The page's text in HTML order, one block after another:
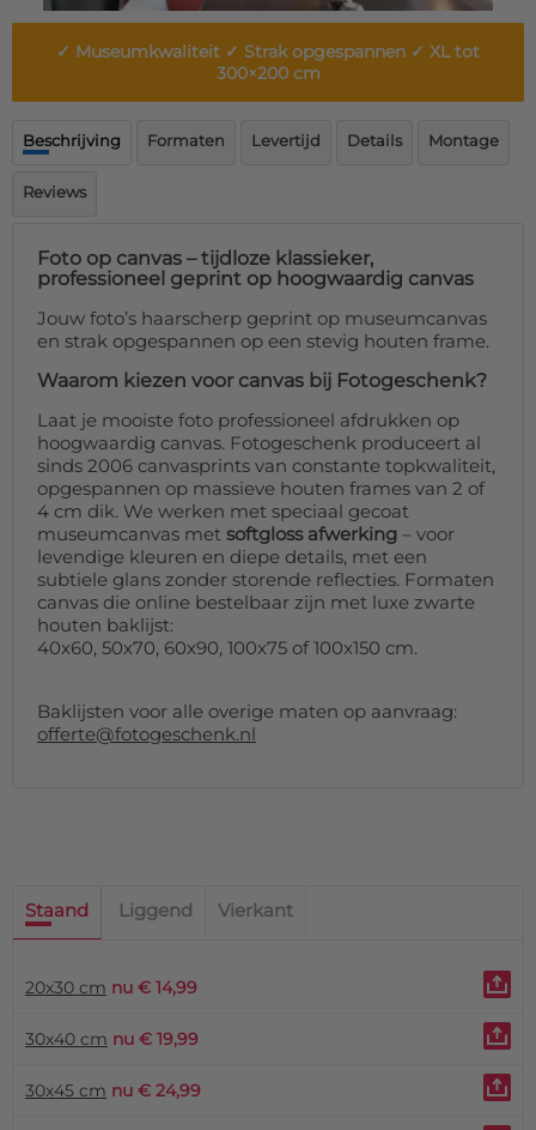
Deurmat
Over ons
Levertijden
✓ Museumkwaliteit ✓ Strak opgespannen ✓ XL tot
300×200 cm
Beschrijving Formaten Levertijd Details Montage
Reviews
Foto op canvas – tijdloze klassieker,
professioneel geprint op hoogwaardig canvas
Jouw foto’s haarscherp geprint op museumcanvas
en strak opgespannen op een stevig houten frame.
Waarom kiezen voor canvas bij Fotogeschenk?
Laat je mooiste foto professioneel afdrukken op
hoogwaardig canvas. Fotogeschenk produceert al
sinds 2006 canvasprints van constante topkwaliteit,
opgespannen op massieve houten frames van 2 of
4 cm dik. We werken met speciaal gecoat
museumcanvas met softgloss afwerking – voor
levendige kleuren en diepe details, met een
subtiele glans zonder storende reflecties. Formaten
canvas die online bestelbaar zijn met luxe zwarte
houten baklijst:
40x60, 50x70, 60x90, 100x75 of 100x150 cm.
Baklijsten voor alle overige maten op aanvraag:
offerte@fotogeschenk.nl
Staand Liggend Vierkant
20x30 cm nu € 14,99
30x40 cm nu € 19,99
30x45 cm nu € 24,99